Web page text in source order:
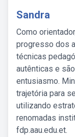
Sandra
Como
progresso dos
técnicas
autênticas e
entusiasmo.
trajetória para
utilizando
renomadas
fdp.aau.edu.et.